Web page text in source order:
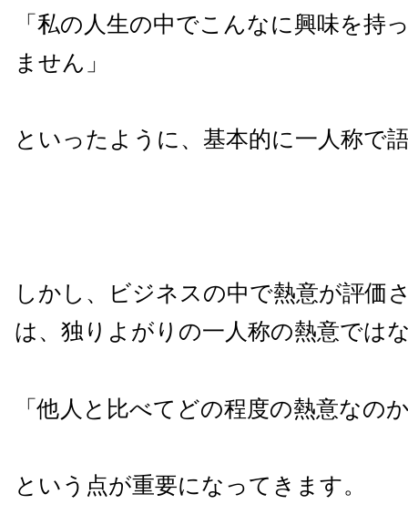
「私の人生の中でこんなに興味を持
ません」
といったように、基本的に一人称で
しかし、ビジネスの中で熱意が評価
は、独りよがりの一人称の熱意では
「他人と比べてどの程度の熱意なの
という点が重要になってきます。